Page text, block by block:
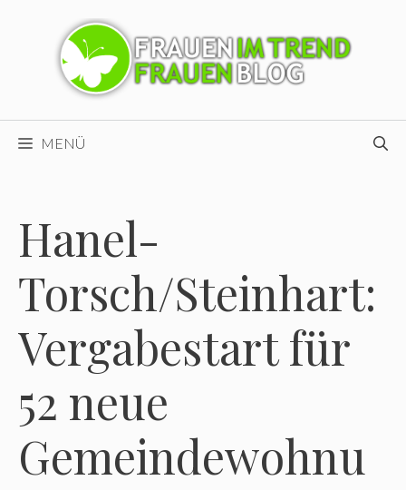
MENÜ
Hanel-
Torsch/Steinhart:
Vergabestart für
52 neue
Gemeindewohnu